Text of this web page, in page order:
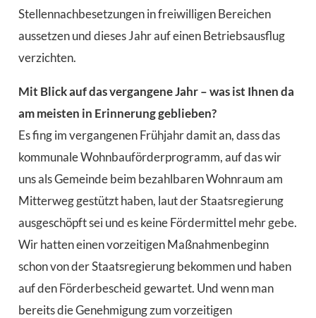
Stellennachbesetzungen in freiwilligen Bereichen
aussetzen und dieses Jahr auf einen Betriebsausflug
verzichten.
Mit Blick auf das vergangene Jahr – was ist Ihnen da
am meisten in Erinnerung geblieben?
Es fing im vergangenen Frühjahr damit an, dass das
kommunale Wohnbauförderprogramm, auf das wir
uns als Gemeinde beim bezahlbaren Wohnraum am
Mitterweg gestützt haben, laut der Staatsregierung
ausgeschöpft sei und es keine Fördermittel mehr gebe.
Wir hatten einen vorzeitigen Maßnahmenbeginn
schon von der Staatsregierung bekommen und haben
auf den Förderbescheid gewartet. Und wenn man
bereits die Genehmigung zum vorzeitigen